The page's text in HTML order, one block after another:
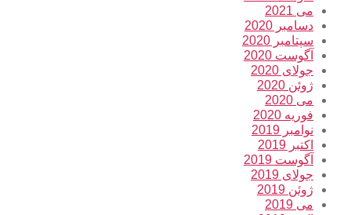
می 2021
دسامبر 2020
سپتامبر 2020
آگوست 2020
جولای 2020
ژوئن 2020
می 2020
فوریه 2020
نوامبر 2019
اکتبر 2019
آگوست 2019
جولای 2019
ژوئن 2019
می 2019